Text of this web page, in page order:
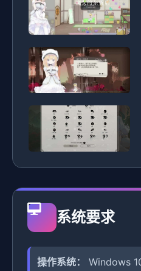
系统要求
操作系统： Windows